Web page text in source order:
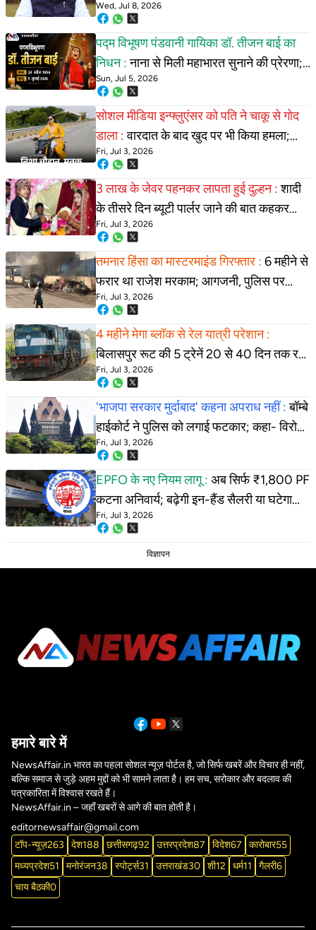
Doing Business कानून
Wed, Jul 8, 2026
पद्म विभूषण पंडवानी गायिका डॉ. तीजन बाई का
निधन :नाना से मिली महाभारत सुनाने की प्रेरणा;
13 साल की उम्र में पहली बार किया गायन
Sun, Jul 5, 2026
सोशल मीडिया इन्फ्लुएंसर को पति ने चाकू से गोद
डाला :वारदात के बाद खुद पर भी किया हमला;
जमीन की रजिस्ट्री को लेकर था विवाद
Fri, Jul 3, 2026
3 लाख के जेवर पहनकर लापता हुई दुल्हन :शादी
के तीसरे दिन ब्यूटी पार्लर जाने की बात कहकर
निकली, फिर नहीं लौटी
Fri, Jul 3, 2026
तमनार हिंसा का मास्टरमाइंड गिरफ्तार : 6 महीने से
फरार था राजेश मरकाम; आगजनी, पुलिस पर
पथराव, महिला कॉन्स्टेबल की वर्दी फाड़ी
Fri, Jul 3, 2026
4 महीने मेगा ब्लॉक से रेल यात्री परेशान :
बिलासपुर रूट की 5 ट्रेनें 20 से 40 दिन तक रद्द;
कई का बदलेगा रास्ता
Fri, Jul 3, 2026
'भाजपा सरकार मुर्दाबाद' कहना अपराध नहीं :बॉम्बे
हाईकोर्ट ने पुलिस को लगाई फटकार; कहा- विरोध
करना नागरिकों का अधिकार
Fri, Jul 3, 2026
EPFO के नए नियम लागू : अब सिर्फ ₹1,800 PF
कटना अनिवार्य; बढ़ेगी इन-हैंड सैलरी या घटेगा
रिटायरमेंट फंड? समझिए पूरा गणित
Fri, Jul 3, 2026
विज्ञापन
हमारे बारे में
NewsAffair.in भारत का पहला सोशल न्यूज़ पोर्टल है, जो सिर्फ खबरें और विचार ही नहीं,
बल्कि समाज से जुड़े अहम मुद्दों को भी सामने लाता है। हम सच, सरोकार और बदलाव की
पत्रकारिता में विश्वास रखते हैं।
NewsAffair.in – जहाँ खबरों से आगे की बात होती है।
editornewsaffair@gmail.com
टॉप-न्यूज़263 देश188 छत्तीसगढ़92 उत्तरप्रदेश87 विदेश67 कारोबार55
मध्यप्रदेश51 मनोरंजन38 स्पोर्ट्स31 उत्तराखंड30 शी12 धर्म11 गैलरी6
चाय बैठकी0